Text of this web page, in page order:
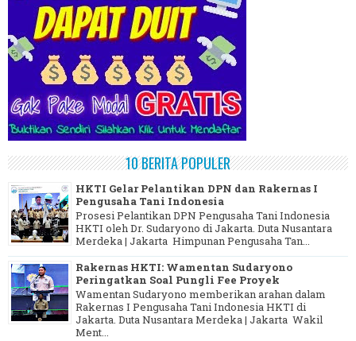
10 BERITA POPULER
HKTI Gelar Pelantikan DPN dan Rakernas I
Pengusaha Tani Indonesia
Prosesi Pelantikan DPN Pengusaha Tani Indonesia
HKTI oleh Dr. Sudaryono di Jakarta. Duta Nusantara
Merdeka | Jakarta Himpunan Pengusaha Tan...
Rakernas HKTI: Wamentan Sudaryono
Peringatkan Soal Pungli Fee Proyek
Wamentan Sudaryono memberikan arahan dalam
Rakernas I Pengusaha Tani Indonesia HKTI di
Jakarta. Duta Nusantara Merdeka | Jakarta Wakil
Ment...